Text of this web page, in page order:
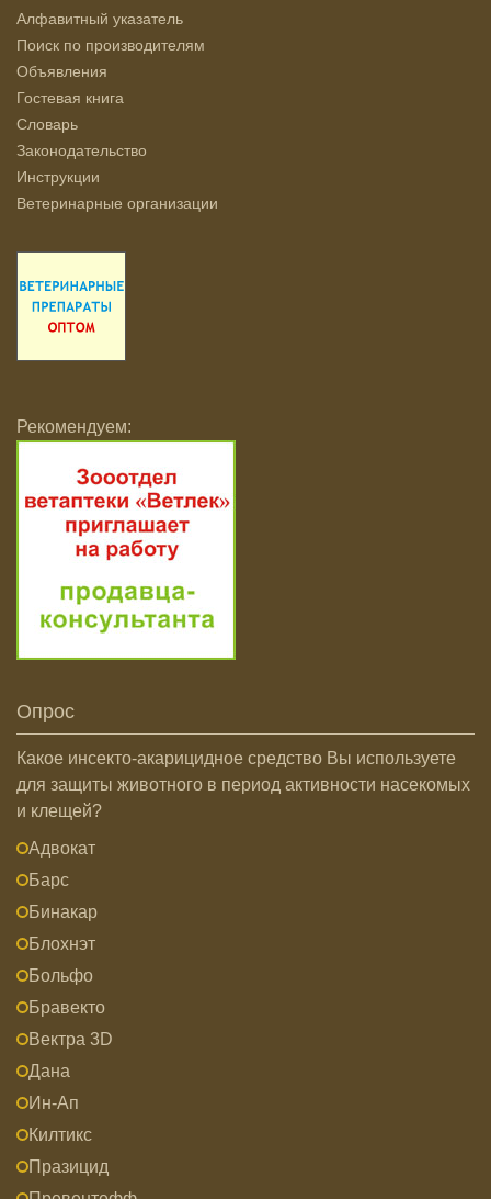
Алфавитный указатель
Поиск по производителям
Объявления
Гостевая книга
Словарь
Законодательство
Инструкции
Ветеринарные организации
Рекомендуем:
Опрос
Какое инсекто-акарицидное средство Вы используете
для защиты животного в период активности насекомых
и клещей?
Адвокат
Барс
Бинакар
Блохнэт
Больфо
Бравекто
Вектра 3D
Дана
Ин-Ап
Килтикс
Празицид